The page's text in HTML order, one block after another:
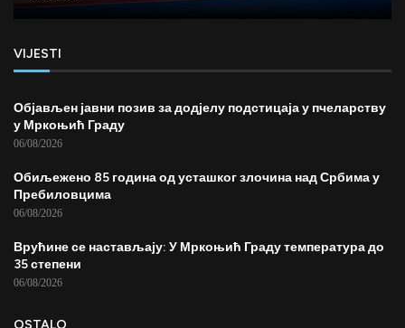
VIJESTI
Објављен јавни позив за додјелу подстицаја у пчеларству
у Мркоњић Граду
06/08/2026
Обиљежено 85 година од усташког злочина над Србима у
Пребиловцима
06/08/2026
Врућине се настављају: У Мркоњић Граду температура до
35 степени
06/08/2026
OSTALO